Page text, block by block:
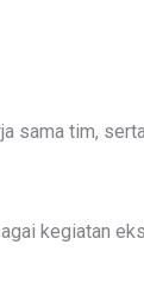
sama tim,
kegiatan